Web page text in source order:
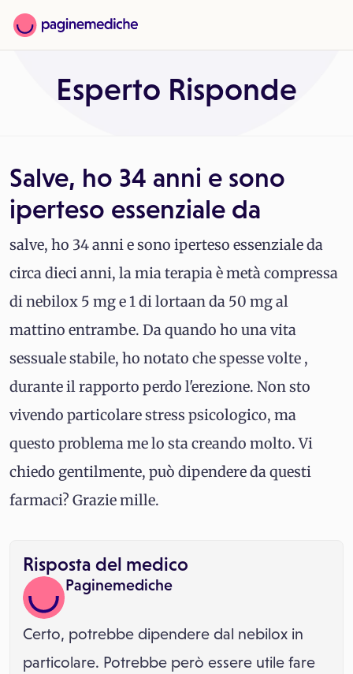
Esperto Risponde
Salve, ho 34 anni e sono
iperteso essenziale da
salve, ho 34 anni e sono iperteso essenziale da
circa dieci anni, la mia terapia è metà compressa
di nebilox 5 mg e 1 di lortaan da 50 mg al
mattino entrambe. Da quando ho una vita
sessuale stabile, ho notato che spesse volte ,
durante il rapporto perdo l'erezione. Non sto
vivendo particolare stress psicologico, ma
questo problema me lo sta creando molto. Vi
chiedo gentilmente, può dipendere da questi
farmaci? Grazie mille.
Risposta del medico
Paginemediche
Certo, potrebbe dipendere dal nebilox in
particolare. Potrebbe però essere utile fare